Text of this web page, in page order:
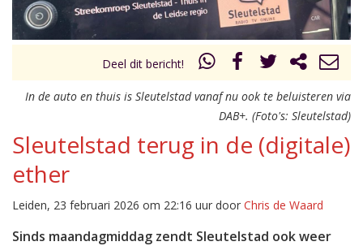
Deel dit bericht!
In de auto en thuis is Sleutelstad vanaf nu ook te beluisteren via
DAB+. (Foto's: Sleutelstad)
Sleutelstad terug in de (digitale)
ether
Leiden, 23 februari 2026 om 22:16 uur door Chris de Waard
Sinds maandagmiddag zendt Sleutelstad ook weer